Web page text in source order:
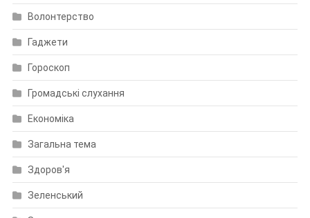
Волонтерство
Гаджети
Гороскоп
Громадські слухання
Економіка
Загальна тема
Здоров'я
Зеленський